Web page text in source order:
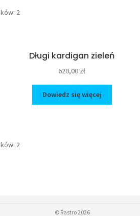
2
Długi kardigan zieleń
620,00 zł
Dowiedz się więcej
2
© Rastro 2026